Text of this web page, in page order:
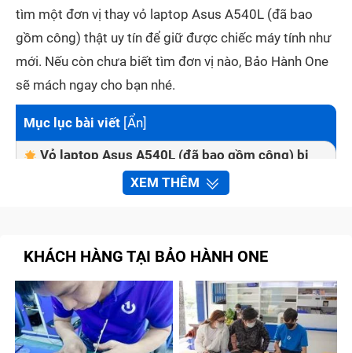
tìm một đơn vị thay vỏ laptop Asus A540L (đã bao
gồm công) thật uy tín để giữ được chiếc máy tính như
mới. Nếu còn chưa biết tìm đơn vị nào, Bảo Hành One
sẽ mách ngay cho bạn nhé.
Mục lục bài viết [Ẩn]
Vỏ laptop Asus A540L (đã bao gồm công) bị
vỡ ảnh hưởng tới tình trạng máy như thế nào?
Thay vỏ laptop Asus A540L (đã bao gồm công)
nhanh chóng và chất lượng tại Bảo Hành One
Quy trình thay vỏ laptop Asus A540L (đã bao
gồm công) tại Bảo Hành One
Cách giữ cho vỏ laptop Asus A540L (đã bao
XEM THÊM
KHÁCH HÀNG TẠI BẢO HÀNH ONE